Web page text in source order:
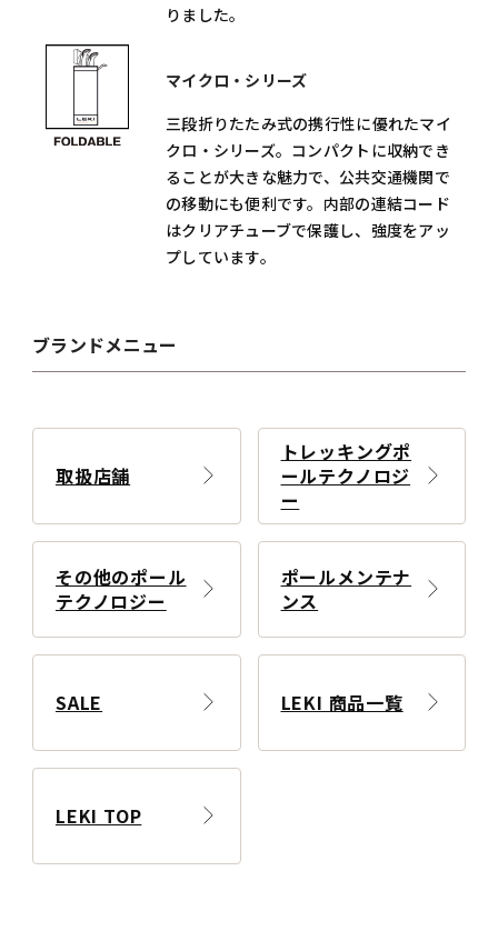
りました。
マイクロ・シリーズ
三段折りたたみ式の携行性に優れたマイ
クロ・シリーズ。コンパクトに収納でき
ることが大きな魅力で、公共交通機関で
の移動にも便利です。内部の連結コード
はクリアチューブで保護し、強度をアッ
プしています。
ブランドメニュー
取扱店舗
トレッキングポ
ールテクノロジ
ー
その他のポール
テクノロジー
ポールメンテナ
ンス
SALE LEKI 商品一覧
LEKI TOP